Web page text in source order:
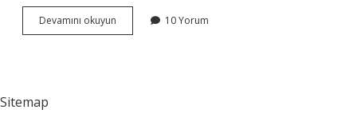
Devamını okuyun
Burç
10 Yorum
Sitemap